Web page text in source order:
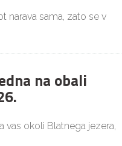
narava sama, zato se v
na obali
vas okoli Blatnega jezera,